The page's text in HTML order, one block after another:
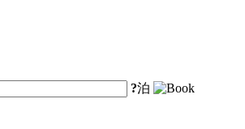
?泊